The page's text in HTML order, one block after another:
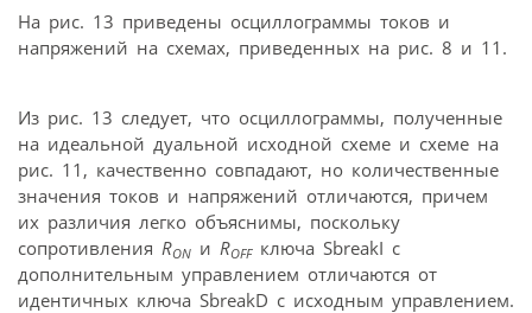
На рис. 13 приведены осциллограммы токов и
напряжений на схемах, приведенных на рис. 8 и 11.
Из рис. 13 следует, что осциллограммы, полученные
на идеальной дуальной исходной схеме и схеме на
рис. 11, качественно совпадают, но количественные
значения токов и напряжений отличаются, причем
их различия легко объяснимы, поскольку
сопротивления RON и ROFFключа SbreakI с
дополнительным управлением отличаются от
идентичных ключа SbreakD с исходным управлением.